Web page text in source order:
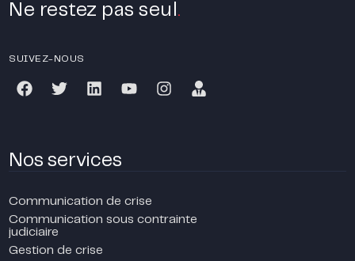
Ne restez pas seul .
SUIVEZ-NOUS
Nos services
Communication de crise
Communication sous contrainte
judiciaire
Gestion de crise